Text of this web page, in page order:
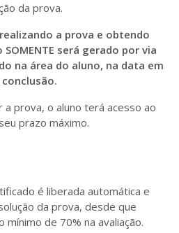
da prova.
a prova e obtendo
será gerado por via
na área do aluno, na data em
prova, o aluno terá acesso ao
prazo máximo.
é liberada automática e
da prova, desde que
de 70% na avaliação.